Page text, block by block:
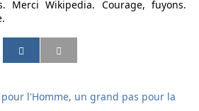
Merci Wikipedia. Courage, fuyons.
a
t
a
a
t
a
a
a
a
a
l'Homme, un grand pas pour la